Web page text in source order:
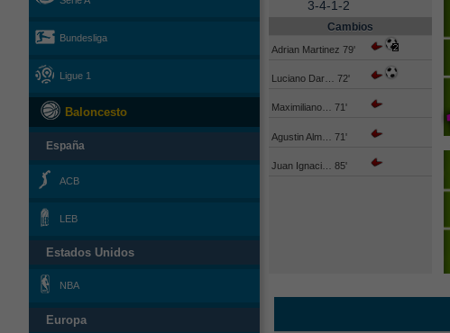
Bundesliga
Ligue 1
Baloncesto
España
ACB
LEB
Estados Unidos
NBA
Europa
3-4-1-2
Cambios
Adrian Martinez 79'
Luciano Dar… 72'
Maximiliano… 71'
Agustin Alm… 71'
Juan Ignaci… 85'